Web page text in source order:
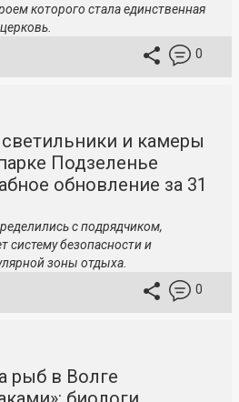
которого стала единственная
0
и камеры
Подзеленье
обновление за 31
с подрядчиком,
систему безопасности и
зоны отдыха.
0
рыб в Волге